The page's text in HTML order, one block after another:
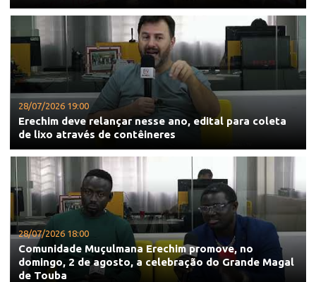
28/07/2026 19:00
Erechim deve relançar nesse ano, edital para coleta
de lixo através de contêineres
28/07/2026 18:00
Comunidade Muçulmana Erechim promove, no
domingo, 2 de agosto, a celebração do Grande Magal
de Touba